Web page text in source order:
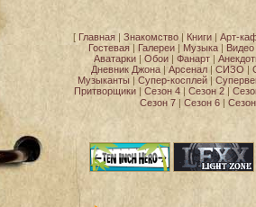
[ Главная| Знакомство| Книги| Арт-
Гостевая
Галереи Музыка Видео
Аватарки
Обои Фанарт
Дневник Джона| Арсенал| СИЗО
Музыканты
Супер-косплей
Притворщики
Сезон 4 Сезон 2
Сезон 7| Сезон 6|